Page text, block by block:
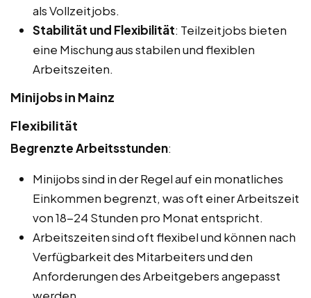
als Vollzeitjobs.
Stabilität und Flexibilität: Teilzeitjobs bieten
eine Mischung aus stabilen und flexiblen
Arbeitszeiten.
Minijobs in Mainz
Flexibilität
Begrenzte Arbeitsstunden:
Minijobs sind in der Regel auf ein monatliches
Einkommen begrenzt, was oft einer Arbeitszeit
von 18-24 Stunden pro Monat entspricht.
Arbeitszeiten sind oft flexibel und können nach
Verfügbarkeit des Mitarbeiters und den
Anforderungen des Arbeitgebers angepasst